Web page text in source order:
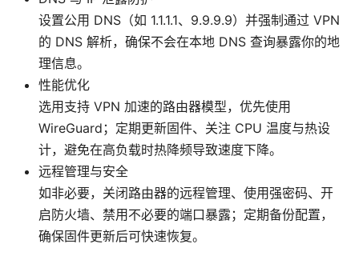
设置公用 DNS（如 1.1.1.1、9.9.9.9）并强制通过 VPN
的 DNS 解析，确保不会在本地 DNS 查询暴露你的地
理信息。
性能优化
选用支持 VPN 加速的路由器模型，优先使用
WireGuard；定期更新固件、关注 CPU 温度与热设
计，避免在高负载时热降频导致速度下降。
远程管理与安全
如非必要，关闭路由器的远程管理、使用强密码、开
启防火墙、禁用不必要的端口暴露；定期备份配置，
确保固件更新后可快速恢复。